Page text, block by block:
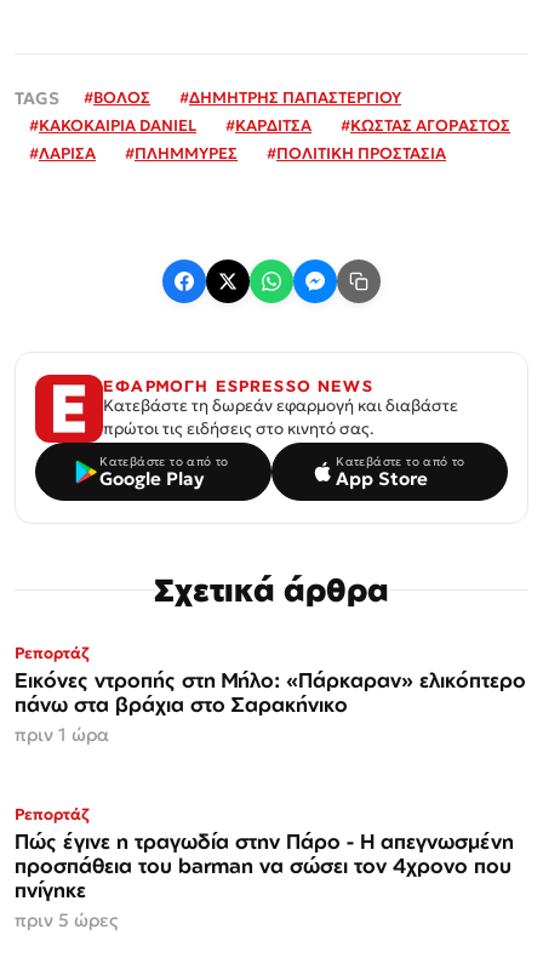
#ΒΟΛΟΣ #ΔΗΜΗΤΡΗΣ ΠΑΠΑΣΤΕΡΓΙΟΥ
#ΚΑΚΟΚΑΙΡΙΑ DANIEL #ΚΑΡΔΙΤΣΑ #ΚΩΣΤΑΣ ΑΓΟΡΑΣΤΟΣ
#ΛΑΡΙΣΑ #ΠΛΗΜΜΥΡΕΣ #ΠΟΛΙΤΙΚΗ ΠΡΟΣΤΑΣΙΑ
ΕΦΑΡΜΟΓΗ ESPRESSO NEWS
Κατεβάστε τη δωρεάν εφαρμογή και διαβάστε
πρώτοι τις ειδήσεις στο κινητό σας.
Κατεβάστε το από το
Google Play
Κατεβάστε το από το
App Store
Σχετικά άρθρα
Ρεπορτάζ
Εικόνες ντροπής στη Μήλο: «Πάρκαραν» ελικόπτερο
πάνω στα βράχια στο Σαρακήνικο
πριν 1 ώρα
Ρεπορτάζ
Πώς έγινε η τραγωδία στην Πάρο - Η απεγνωσμένη
προσπάθεια του barman να σώσει τον 4χρονο που
πνίγηκε
πριν 5 ώρες